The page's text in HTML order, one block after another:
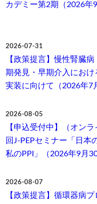
カデミー第2期（2026年9
2026-07-31
【政策提言】慢性腎臓
期発見・早期介入におけ
実装に向けて（2026年7
2026-08-05
【申込受付中】（オン
回J-PEPセミナー「日本
私のPPI」（2026年9月30
2026-08-07
【政策提言】循環器病プ